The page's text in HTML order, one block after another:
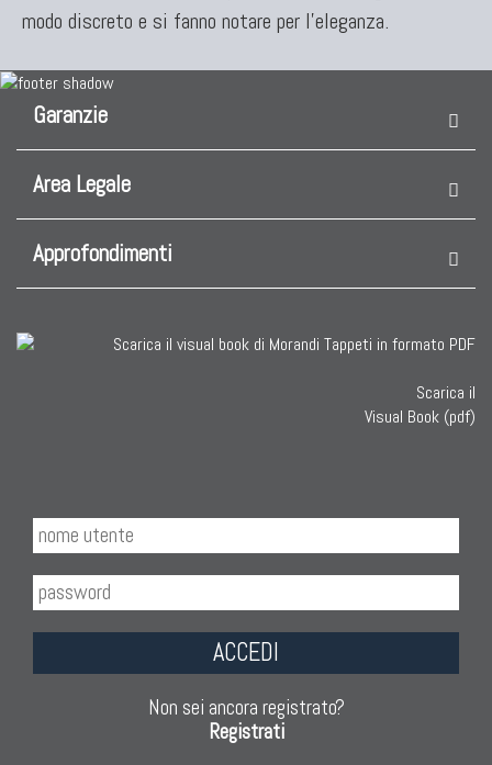
modo discreto e si fanno notare per l'eleganza.
Garanzie
Area Legale
Approfondimenti
Scarica il
Visual Book (pdf)
ACCEDI
Non sei ancora registrato?
Registrati